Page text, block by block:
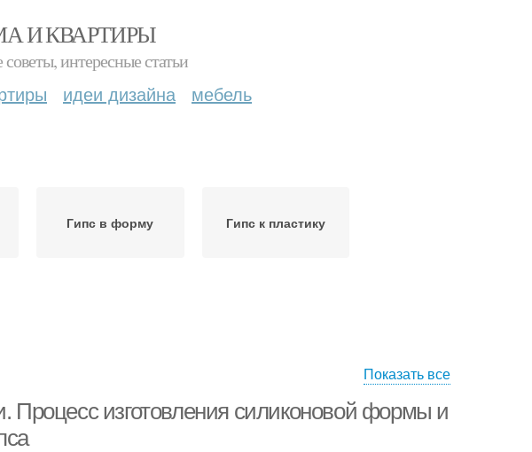
И КВАРТИРЫ
интересные статьи
идеи дизайна мебель
Гипс в форму Гипс к пластику
Показать все
Процесс изготовления силиконовой формы и